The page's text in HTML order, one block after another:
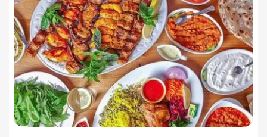
راهنمای اعتراض به کالابرگ مرداد ۱۴۰۵ + شماره پشتیبانی
17 مرداد 1405
نحوه دریافت رمز خرید کالابرگ برای خرید آنلاین (رمز
یکبارمصرف کالابرگ)
17 مرداد 1405